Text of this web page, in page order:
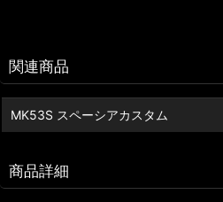
関連商品
MK53S スペーシアカスタム
商品詳細